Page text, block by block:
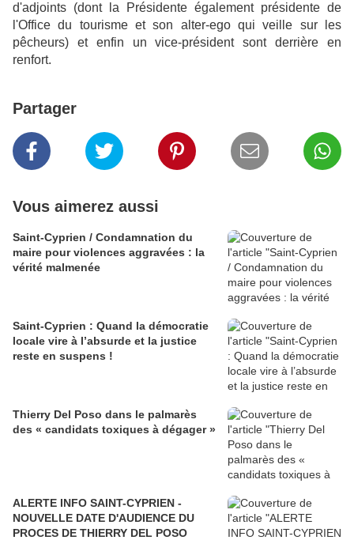
d'adjoints (dont la Présidente également présidente de
l'Office du tourisme et son alter-ego qui veille sur les
pêcheurs) et enfin un vice-président sont derrière en
renfort.
Partager
Vous aimerez aussi
Saint-Cyprien / Condamnation du
maire pour violences aggravées : la
vérité malmenée
Saint-Cyprien : Quand la démocratie
locale vire à l’absurde et la justice
reste en suspens !
Thierry Del Poso dans le palmarès
des « candidats toxiques à dégager »
ALERTE INFO SAINT-CYPRIEN -
NOUVELLE DATE D'AUDIENCE DU
PROCES DE THIERRY DEL POSO